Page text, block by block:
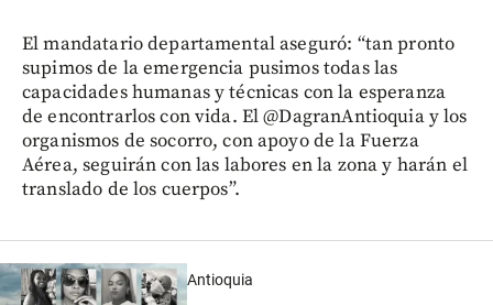
El mandatario departamental aseguró: “tan pronto
supimos de la emergencia pusimos todas las
capacidades humanas y técnicas con la esperanza
de encontrarlos con vida. El @DagranAntioquia y los
organismos de socorro, con apoyo de la Fuerza
Aérea, seguirán con las labores en la zona y harán el
translado de los cuerpos”.
Antioquia